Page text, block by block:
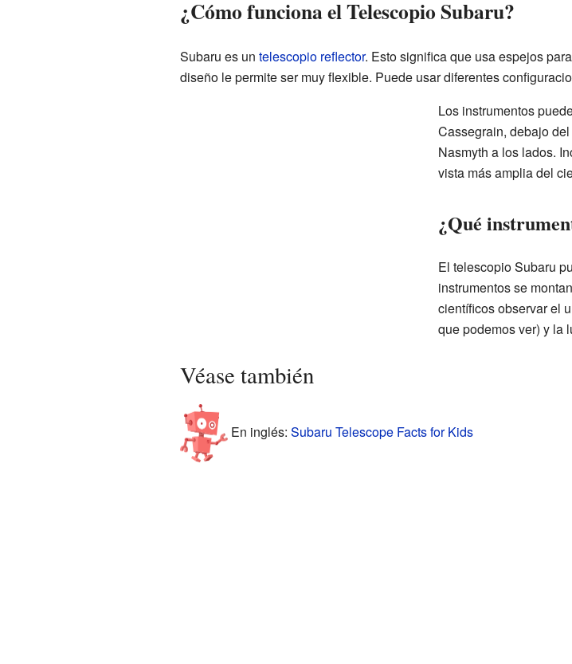
¿Cómo funciona el Telescopio Subaru?
Subaru es un telescopio reflector. Esto significa que usa espejos
diseño le permite ser muy flexible. Puede usar diferentes
Los instrumentos
Cassegrain, debajo
Nasmyth a los lados.
vista más amplia del
¿Qué
El telescopio Subaru
instrumentos se
científicos observar el
que podemos ver) y la
Véase también
En inglés: Subaru Telescope Facts for Kids